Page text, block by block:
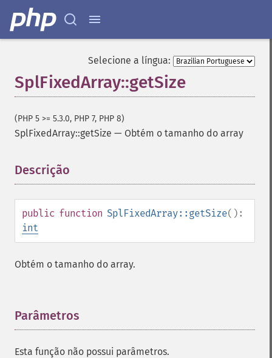
Selecione a língua:
SplFixedArray::getSize
(PHP 5 >= 5.3.0, PHP 7, PHP 8)
SplFixedArray::getSize — Obtém o tamanho do array
Descrição
public function SplFixedArray::getSize():
int
Obtém o tamanho do array.
Parâmetros
Esta função não possui parâmetros.